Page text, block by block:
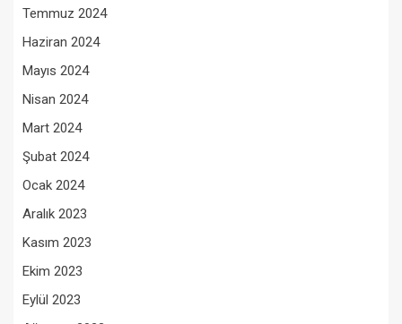
Temmuz 2024
Haziran 2024
Mayıs 2024
Nisan 2024
Mart 2024
Şubat 2024
Ocak 2024
Aralık 2023
Kasım 2023
Ekim 2023
Eylül 2023